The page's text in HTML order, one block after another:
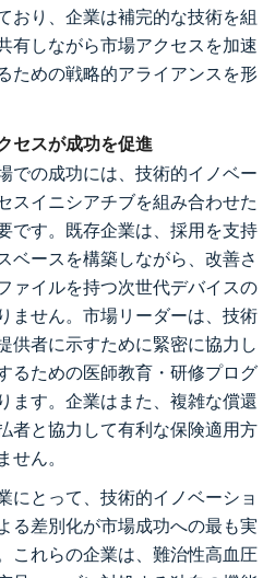
おり、企業は補完的な技術を組
有しながら市場アクセスを加速
ための戦略的アライアンスを形
セスが成功を促進
での成功には、技術的イノベー
スイニシアチブを組み合わせた
です。既存企業は、採用を支持
ベースを構築しながら、改善さ
ァイルを持つ次世代デバイスの
ません。市場リーダーは、技術
供者に示すために緊密に協力し
るための医師教育・研修プログ
ます。企業はまた、複雑な償還
者と協力して有利な保険適用方
せん。
にとって、技術的イノベーショ
る差別化が市場成功への最も実
これらの企業は、難治性高血圧